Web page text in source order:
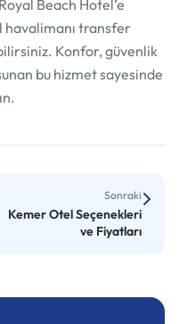
Beach Hotel’e
havalimanı transfer
Konfor, güvenlik
bu hizmet sayesinde
Sonraki
Kemer Otel Seçenekleri
ve Fiyatları